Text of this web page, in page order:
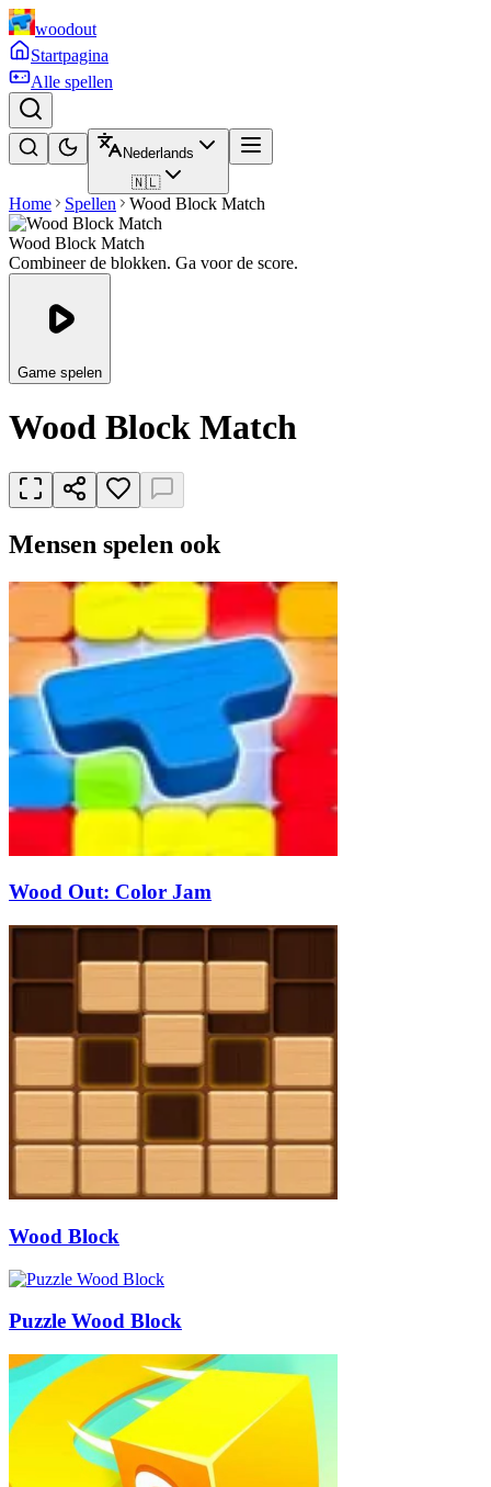
woodout
Startpagina
Alle spellen
Nederlands
🇳🇱
Home Spellen Wood Block Match
Wood Block Match
Combineer de blokken. Ga voor de score.
Game spelen
Wood Block Match
Mensen spelen ook
Wood Out: Color Jam
Wood Block
Puzzle Wood Block